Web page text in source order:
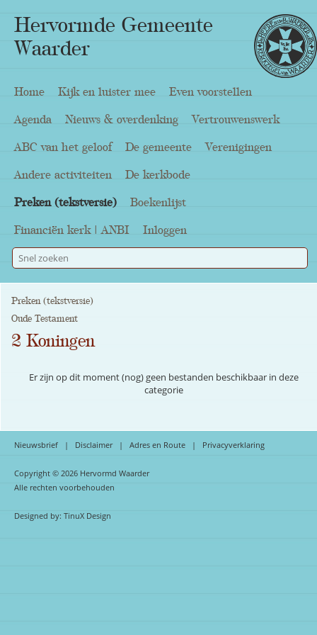
Hervormde Gemeente
Waarder
Home Kijk en luister mee Even voorstellen
Agenda Nieuws & overdenking Vertrouwenswerk
ABC van het geloof De gemeente Verenigingen
Andere activiteiten De kerkbode
Preken (tekstversie) Boekenlijst
Financiën kerk | ANBI Inloggen
Preken (tekstversie)
Oude Testament
2 Koningen
Er zijn op dit moment (nog) geen bestanden beschikbaar in deze
categorie
Nieuwsbrief | Disclaimer| Adres en Route | Privacyverklaring
Copyright © 2026 Hervormd Waarder
Alle rechten voorbehouden
Designed by: TinuX Design